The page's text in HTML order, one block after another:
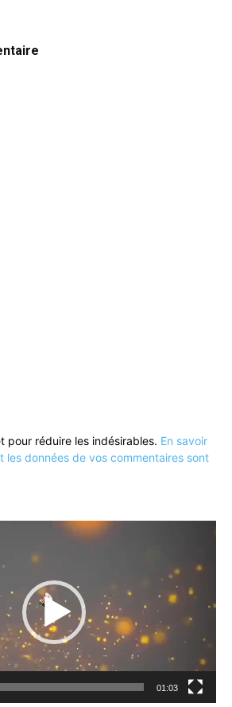
pour réduire les indésirables. En savoir
les données de vos commentaires sont
01:03